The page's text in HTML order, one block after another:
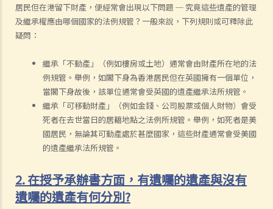
居民但在港留下財產，便經常會出現以下問題 ─ 究竟這些遺產的管理
及繼承權應由哪個國家的法例規管？一般來說，下列規則或可釋除此
疑問：
繼承「不動產」（例如樓房或土地）通常會由財產所在地的法
例規管。舉例，如閣下身為香港居民但在英國擁有一個單位，
當閣下身故後，該單位通常會受英國的遺產繼承法所規管。
繼承「可移動財產」（例如金錢、公司股票或個人財物）會受
死者在去世當日的居籍地點之法例所規管。舉例，如死者是美
國居民，無論其可動產處於甚麼國家，這些財產通常會受美國
的遺產繼承法所規管。
2. 在授予承辦書方面，有遺囑的遺產與沒有
遺囑的遺產有何分別?